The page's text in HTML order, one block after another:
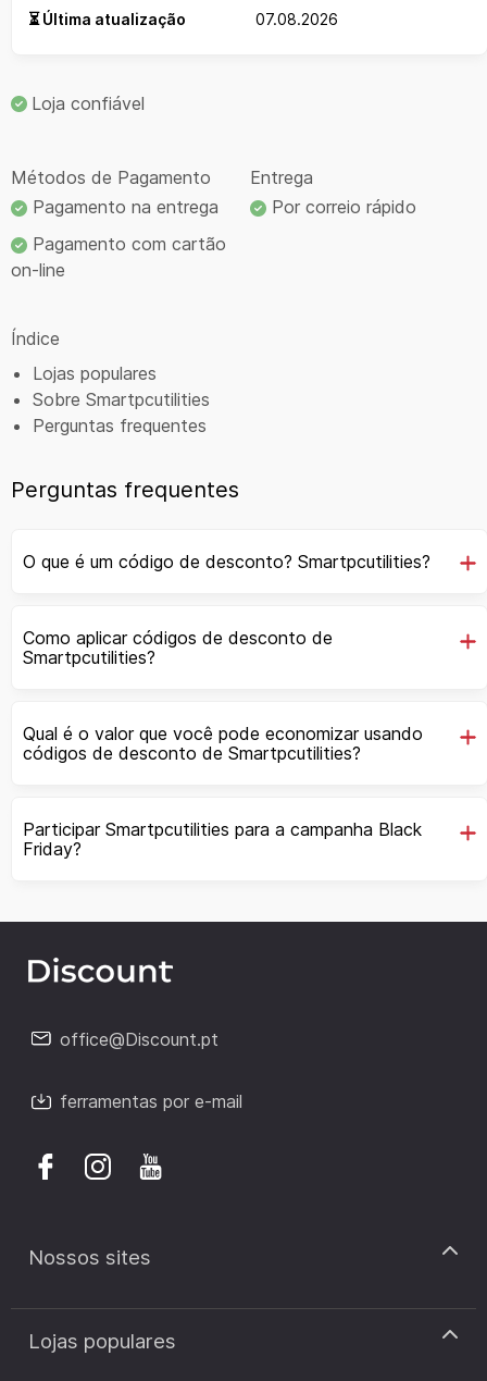
⏳ Última atualização 07.08.2026
Loja confiável
Métodos de Pagamento
Pagamento na entrega
Pagamento com cartão
on-line
Entrega
Por correio rápido
Índice
Lojas populares
Sobre Smartpcutilities
Perguntas frequentes
Perguntas frequentes
O que é um código de desconto? Smartpcutilities?
Como aplicar códigos de desconto de
Smartpcutilities?
Qual é o valor que você pode economizar usando
códigos de desconto de Smartpcutilities?
Participar Smartpcutilities para a campanha Black
Friday?
office@Discount.pt
ferramentas por e-mail
Nossos sites
discount.pt
discount.sk
Lojas populares